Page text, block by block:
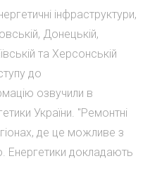
інфраструктури,
Донецькій,
та Херсонській
до
озвучили в
України. "Ремонтні
де це можливе з
Енергетики докладають